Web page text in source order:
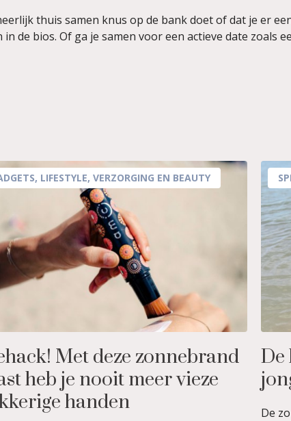
thuis samen knus op de bank doet of dat je er
de bios. Of ga je samen voor een actieve date zoals
, LIFESTYLE, VERZORGING EN BEAUTY
Met deze zonnebrand
heb je nooit meer vieze
handen
De
De